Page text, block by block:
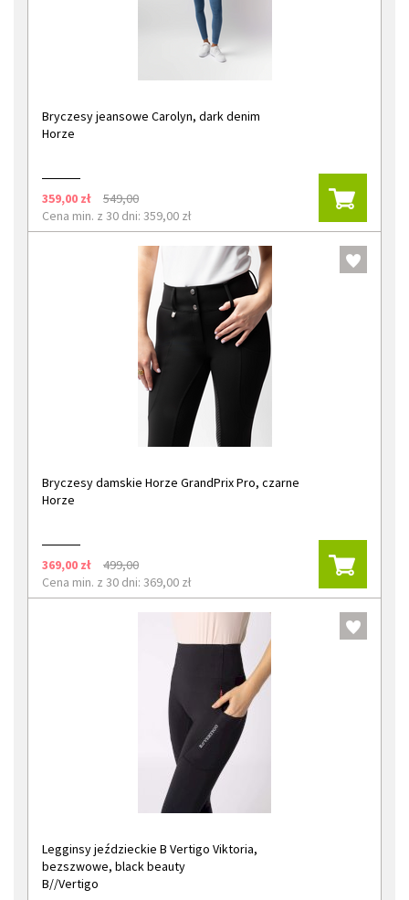
Bryczesy jeansowe Carolyn, dark denim
Horze
359,00 zł
549,00
Cena min. z 30 dni: 359,00 zł
Bryczesy damskie Horze GrandPrix Pro, czarne
Horze
369,00 zł
499,00
Cena min. z 30 dni: 369,00 zł
Legginsy jeździeckie B Vertigo Viktoria,
bezszwowe, black beauty
B//Vertigo